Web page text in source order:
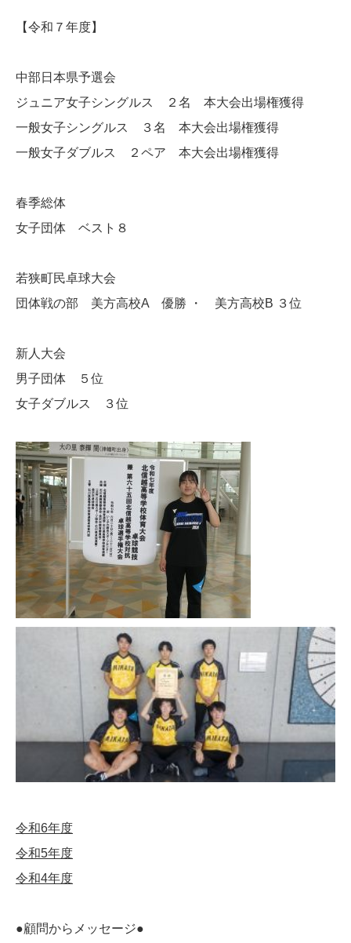
【令和７年度】
中部日本県予選会
ジュニア女子シングルス ２名 本大会出場権獲得
一般女子シングルス ３名 本大会出場権獲得
一般女子ダブルス ２ペア 本大会出場権獲得
春季総体
女子団体 ベスト８
若狭町民卓球大会
団体戦の部 美方高校A 優勝 ・ 美方高校B ３位
新人大会
男子団体 ５位
女子ダブルス ３位
令和6年度
令和5年度
令和4年度
●顧問からメッセージ●